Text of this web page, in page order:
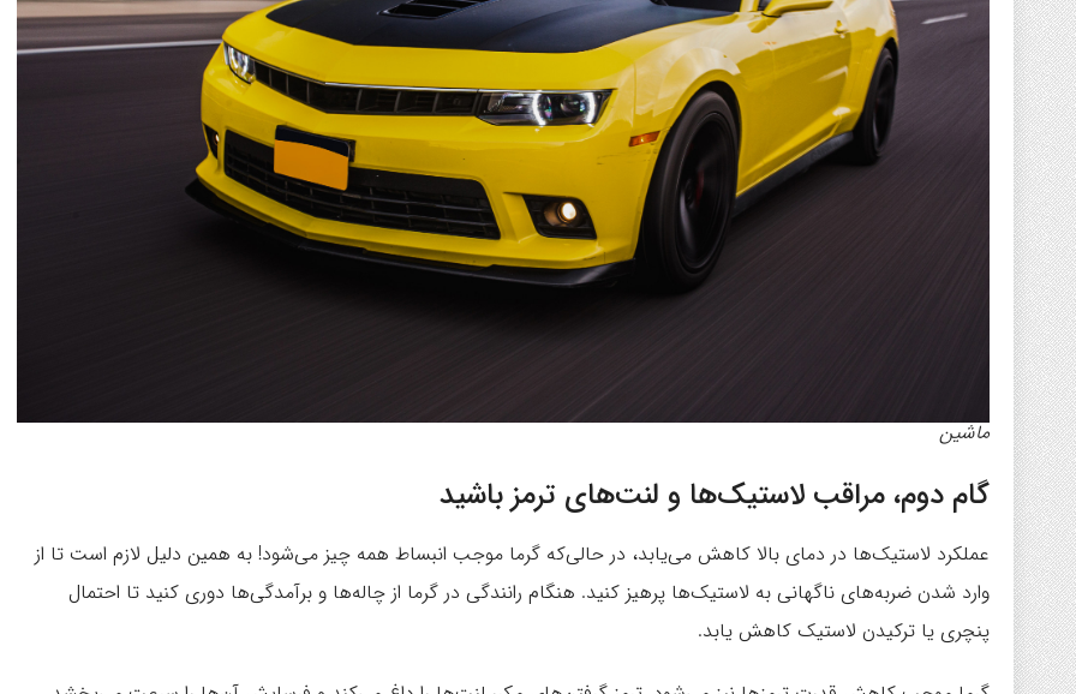
ماشین
گام دوم، مراقب لاستیک‌ها و لنت‌های ترمز باشید
عملکرد لاستیک‌ها در دمای بالا کاهش می‌یابد، در حالی‌که گرما موجب انبساط همه چیز می‌شود! به همین دلیل لازم است تا از
وارد شدن ضربه‌های ناگهانی به لاستیک‌ها پرهیز کنید. هنگام رانندگی در گرما از چاله‌ها و برآمدگی‌ها دوری کنید تا احتمال
پنچری یا ترکیدن لاستیک کاهش یابد.